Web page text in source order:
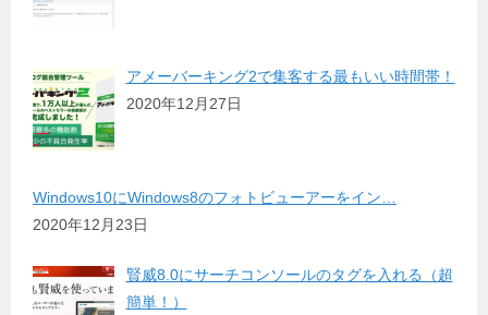
アメーバーキング2で集客する最もいい時間帯！
2020年12月27日
Windows10にWindows8のフォトビューアーをイン…
2020年12月23日
賢威8.0にサーチコンソールのタグを入れる（超
簡単！）